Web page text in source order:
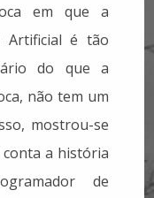
em que a
Artificial é tão
do que a
não tem um
mostrou-se
a história
de